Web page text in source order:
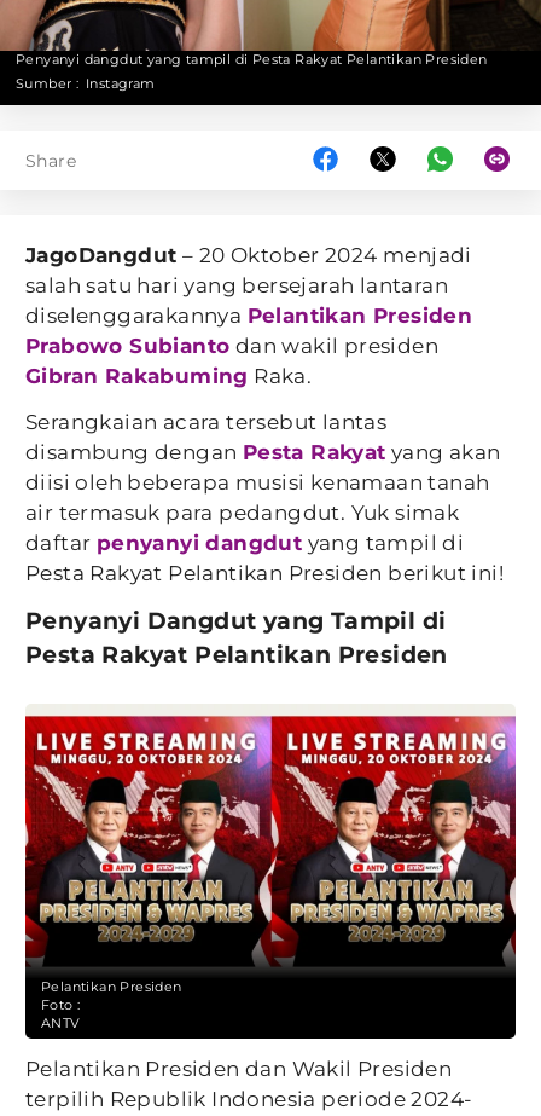
Penyanyi dangdut yang tampil di Pesta Rakyat Pelantikan Presiden
Sumber : Instagram
Share
JagoDangdut – 20 Oktober 2024 menjadi
salah satu hari yang bersejarah lantaran
diselenggarakannya Pelantikan Presiden
Prabowo Subianto dan wakil presiden
Gibran Rakabuming Raka.
Serangkaian acara tersebut lantas
disambung dengan Pesta Rakyat yang akan
diisi oleh beberapa musisi kenamaan tanah
air termasuk para pedangdut. Yuk simak
daftar penyanyi dangdut yang tampil di
Pesta Rakyat Pelantikan Presiden berikut ini!
Penyanyi Dangdut yang Tampil di
Pesta Rakyat Pelantikan Presiden
Pelantikan Presiden
Foto :
ANTV
Pelantikan Presiden dan Wakil Presiden
terpilih Republik Indonesia periode 2024-